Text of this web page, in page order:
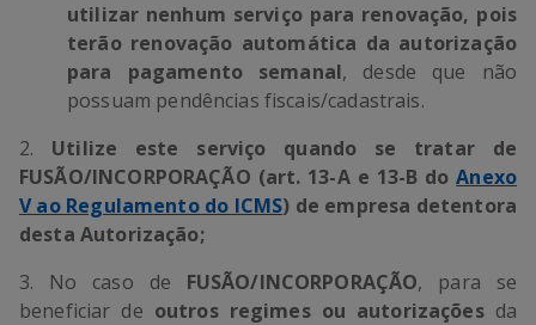
utilizar nenhum serviço para renovação, pois
terão renovação automática da autorização
para pagamento semanal, desde que não
possuam pendências fiscais/cadastrais.
2. Utilize este serviço quando se tratar de
FUSÃO/INCORPORAÇÃO (art. 13-A e 13-B doAnexo
V ao Regulamento do ICMS) de empresa detentora
desta Autorização;
3. No caso de FUSÃO/INCORPORAÇÃO, para se
beneficiar de outros regimes ou autorizaçõesda